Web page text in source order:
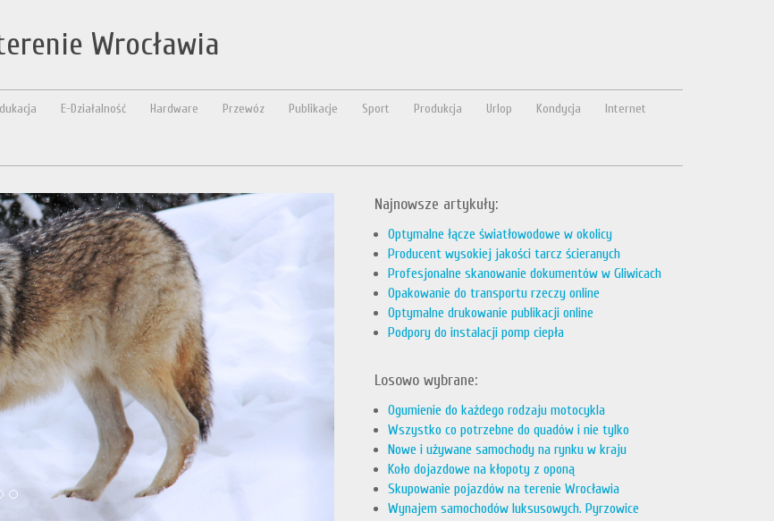
Wrocławia
E-Działalność Hardware Przewóz Publikacje Sport Produkcja Urlop Kondycja Internet
Najnowsze artykuły:
Optymalne łącze światłowodowe w okolicy
Producent wysokiej jakości tarcz ścieranych
Profesjonalne skanowanie dokumentów w Gliwicach
Opakowanie do transportu rzeczy online
Optymalne drukowanie publikacji online
Podpory do instalacji pomp ciepła
Losowo wybrane:
Ogumienie do każdego rodzaju motocykla
Wszystko co potrzebne do quadów i nie tylko
Nowe i używane samochody na rynku w kraju
Koło dojazdowe na kłopoty z oponą
Skupowanie pojazdów na terenie Wrocławia
Wynajem samochodów luksusowych. Pyrzowice